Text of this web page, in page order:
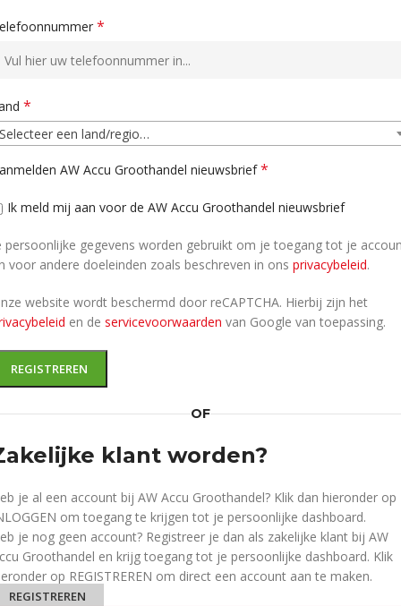
*
*
Selecteer een land/regio…
AW Accu Groothandel nieuwsbrief*
Ik meld mij aan voor de AW Accu Groothandel nieuwsbrief
persoonlijke gegevens worden gebruikt om je toegang tot je
voor andere doeleinden zoals beschreven in ons privacybeleid.
website wordt beschermd door reCAPTCHA. Hierbij zijn het
en de servicevoorwaarden van Google van toepassing.
REGISTREREN
OF
klant worden?
je al een account bij AW Accu Groothandel? Klik dan hieronder op
om toegang te krijgen tot je persoonlijke dashboard.
je nog geen account? Registreer je dan als zakelijke klant bij AW
Groothandel en krijg toegang tot je persoonlijke dashboard. Klik
op REGISTREREN om direct een account aan te maken.
REGISTREREN